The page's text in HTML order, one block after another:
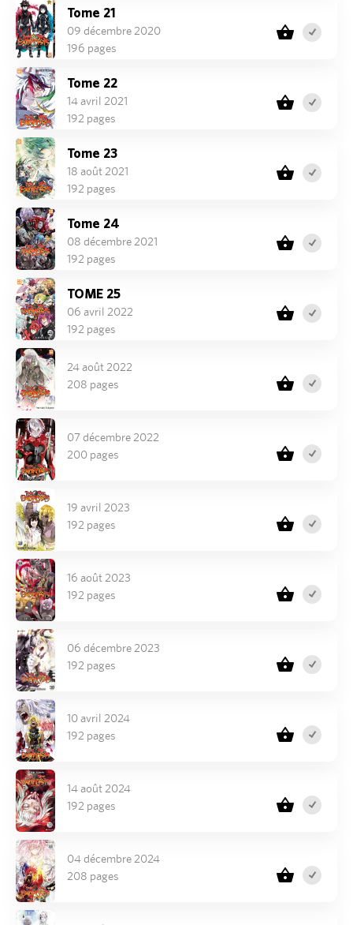
Tome 21
09 décembre 2020
196 pages
Tome 22
14 avril 2021
192 pages
Tome 23
18 août 2021
192 pages
Tome 24
08 décembre 2021
192 pages
TOME 25
06 avril 2022
192 pages
24 août 2022
208 pages
07 décembre 2022
200 pages
19 avril 2023
192 pages
16 août 2023
192 pages
06 décembre 2023
192 pages
10 avril 2024
192 pages
14 août 2024
192 pages
04 décembre 2024
208 pages